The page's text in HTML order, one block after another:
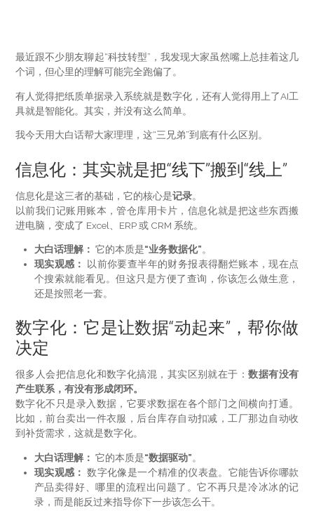
最近跟不少朋友聊起“科技转型”，我发现大家虽然嘴上总挂着这几
个词，但心里的理解可能完全跑偏了。
有人觉得把纸质单据录入系统就是数字化，还有人觉得用上了AI工
具就是智能化。其实，并没有这么简单。
我今天用大白话帮大家理理，这“三兄弟”到底有什么区别。
信息化：其实就是把“线下”搬到“线上”
信息化是这三者的基础，它的核心是记录。
以前我们记账用账本，管仓库用卡片，信息化就是把这些东西搬
进电脑，变成了 Excel、ERP 或 CRM 系统。
大白话理解： 它的本质是“业务数据化”。
现实观感：
以前你要查半年的财务报表得翻烂账本，现在点
个搜索就能看见。但这只是方便了查询，你该怎么做生意，
还是按照老一套。
数字化：它是让数据“动起来”，帮你做
决定
很多人会把信息化和数字化搞混，其实区别就在于：数据有没有
产生联系，有没有形成闭环。
数字化不只是录入数据，它要求数据在各个部门之间横向打通。
比如，前台卖出一件衣服，后台库存自动扣减，工厂那边自动收
到补货需求，这就是数字化。
大白话理解： 它的本质是“数据驱动”。
现实观感： 数字化像是一个精准的仪表盘。它能告诉你哪款
产品卖得好、哪里的流程出问题了。它不再只是冷冰冰的记
录，而是能反过来指导你下一步该怎么干。